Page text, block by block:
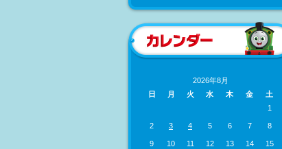
2026年8月
日
月 火 水 木 金
土
1
2 3 4 5 6 7 8
9 10 11 12 13 14 15